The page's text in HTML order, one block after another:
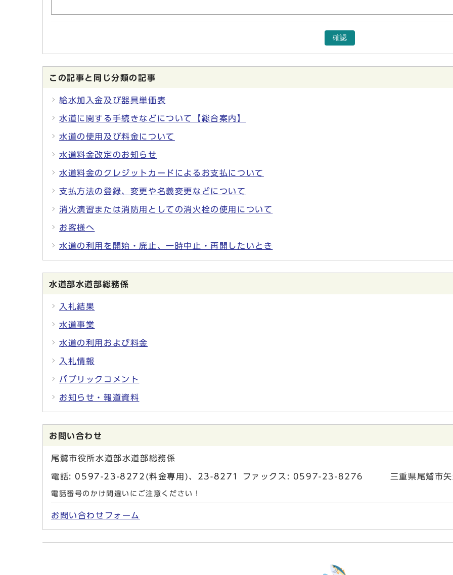
確認
この記事と同じ分類の記事
給水加入金及び器具単価表
水道に関する手続きなどについて【総合案内】
水道の使用及び料金について
水道料金改定のお知らせ
水道料金のクレジットカードによるお支払について
支払方法の登録、変更や名義変更などについて
消火演習または消防用としての消火栓の使用について
お客様へ
水道の利用を開始・廃止、一時中止・再開したいとき
水道部水道部総務係
入札結果
水道事業
水道の利用および料金
入札情報
パブリックコメント
お知らせ・報道資料
お問い合わせ
尾鷲市役所水道部水道部総務係
電話: 0597-23-8272(料金専用)、23-8271 ファックス: 0597-23-8276 三重県尾鷲市矢
電話番号のかけ間違いにご注意ください！
お問い合わせフォーム